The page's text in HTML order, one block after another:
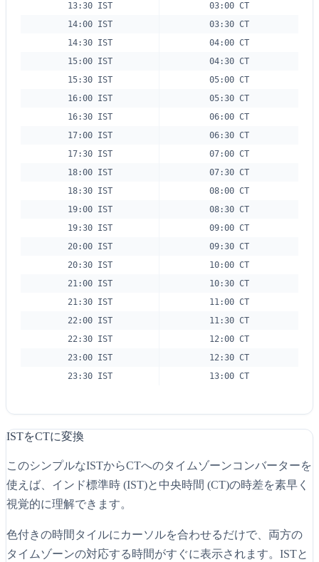
13:30 IST
03:00 CT
14:00 IST
03:30 CT
14:30 IST
04:00 CT
15:00 IST
04:30 CT
15:30 IST
05:00 CT
16:00 IST
05:30 CT
16:30 IST
06:00 CT
17:00 IST
06:30 CT
17:30 IST
07:00 CT
18:00 IST
07:30 CT
18:30 IST
08:00 CT
19:00 IST
08:30 CT
19:30 IST
09:00 CT
20:00 IST
09:30 CT
20:30 IST
10:00 CT
21:00 IST
10:30 CT
21:30 IST
11:00 CT
22:00 IST
11:30 CT
22:30 IST
12:00 CT
23:00 IST
12:30 CT
23:30 IST
13:00 CT
ISTをCTに変換
このシンプルなISTからCTへのタイムゾーンコンバーターを
使えば、インド標準時 (IST)と中央時間 (CT)の時差を素早く
視覚的に理解できます。
色付きの時間タイルにカーソルを合わせるだけで、両方の
タイムゾーンの対応する時間がすぐに表示されます。ISTと